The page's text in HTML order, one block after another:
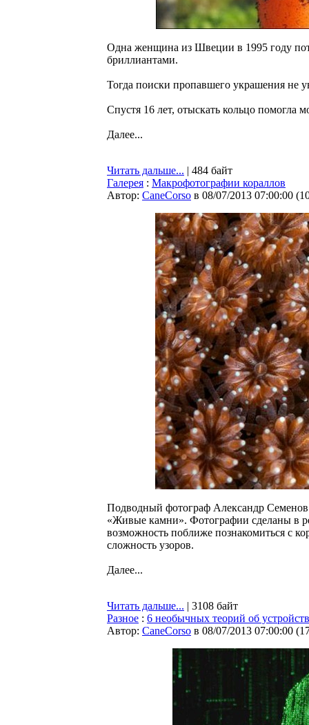
Одна женщина из Швеции в 1995 году
бриллиантами.
Тогда поиски пропавшего украшения не
Спустя 16 лет, отыскать кольцо помогла
Далее...
Читать дальше... | 484 байт
Галерея : Макрофотографии кораллов
Автор: CaneCorso в 08/07/2013 07:00:00 (
Подводный фотограф Александр
«Живые камни». Фотографии сделаны в
возможность поближе познакомиться с
сложность узоров.
Далее...
Читать дальше... | 3108 байт
Разное : 6 необычных теорий об
Автор: CaneCorso в 08/07/2013 07:00:00 (